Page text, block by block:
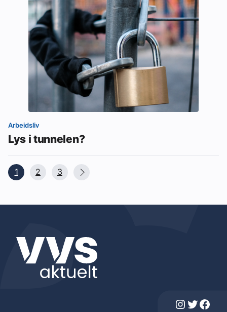
Arbeidsliv
Lys i tunnelen?
1 2 3
Instagram Twitter Facebook